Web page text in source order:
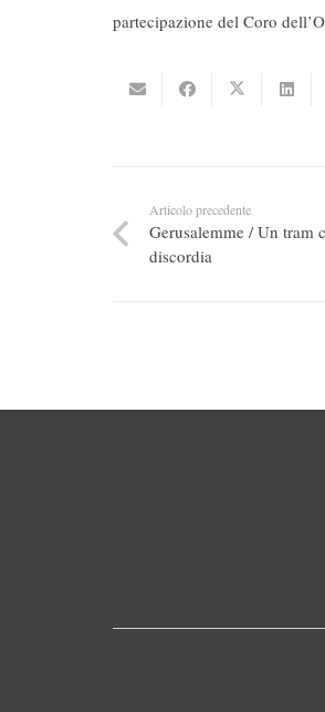
partecipazione del Coro
Articolo precedente
Gerusalemme / Un tram
discordia